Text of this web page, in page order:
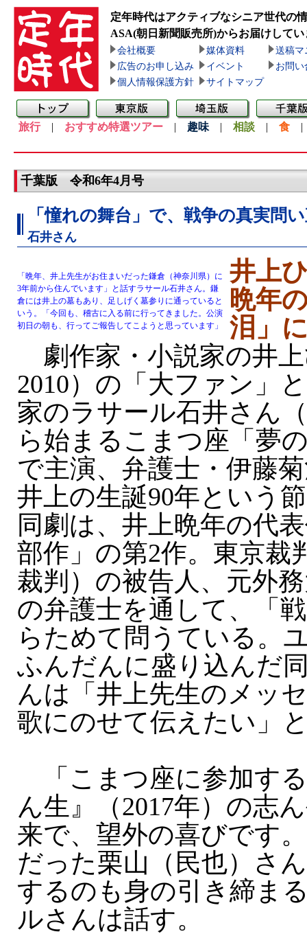
定年時代はアクティブなシニア世代の
ASA(朝日新聞販売所)からお届けしてい
会社概要 媒体資料
送稿マ
広告のお申し込み
イベント
お問い
個人情報保護方針
サイトマップ
旅行| おすすめ特選ツアー | 趣味 | 相談 | 食
千葉版 令和6年4月号
「憧れの舞台」で、戦争の真実問
石井さん
「晩年、井上先生がお住まいだった鎌倉（神奈川県）に
3年前から住んでいます」と話すラサール石井さん。鎌
倉には井上の墓もあり、足しげく墓参りに通っていると
いう。「今回も、稽古に入る前に行ってきました。公演
初日の朝も、行ってご報告してこようと思っています」
井上
晩年
泪」
劇作家・小説家の井上
2010）の「大ファン」
家のラサール石井さん
ら始まるこまつ座「夢
で主演、弁護士・伊藤
井上の生誕90年という
同劇は、井上晩年の代
部作」の第2作。東京裁
裁判）の被告人、元外
の弁護士を通して、「
らためて問うている。
ふんだんに盛り込んだ
んは「井上先生のメッ
歌にのせて伝えたい」
「こまつ座に参加す
ん生』（2017年）の志
来で、望外の喜びです
だった栗山（民也）さ
するのも身の引き締ま
ルさんは話す。